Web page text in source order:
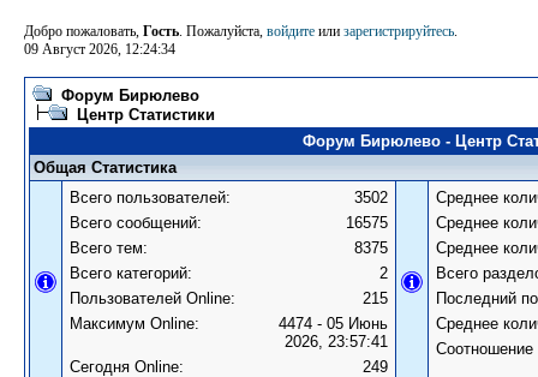
Добро пожаловать, Гость. Пожалуйста, войдите или зарегистрируйтесь.
09 Август 2026, 12:24:34
Форум Бирюлево
Центр Статистики
Форум Бирюлево - Центр
Общая Статистика
Всего пользователей:
3502
Всего сообщений:
16575
Всего тем:
8375
Всего категорий:
2
Пользователей Online:
215
Максимум Online:
4474 - 05 Июнь
2026, 23:57:41
Сегодня Online:
249
Среднее
Среднее
Среднее
Всего
Последний
Среднее